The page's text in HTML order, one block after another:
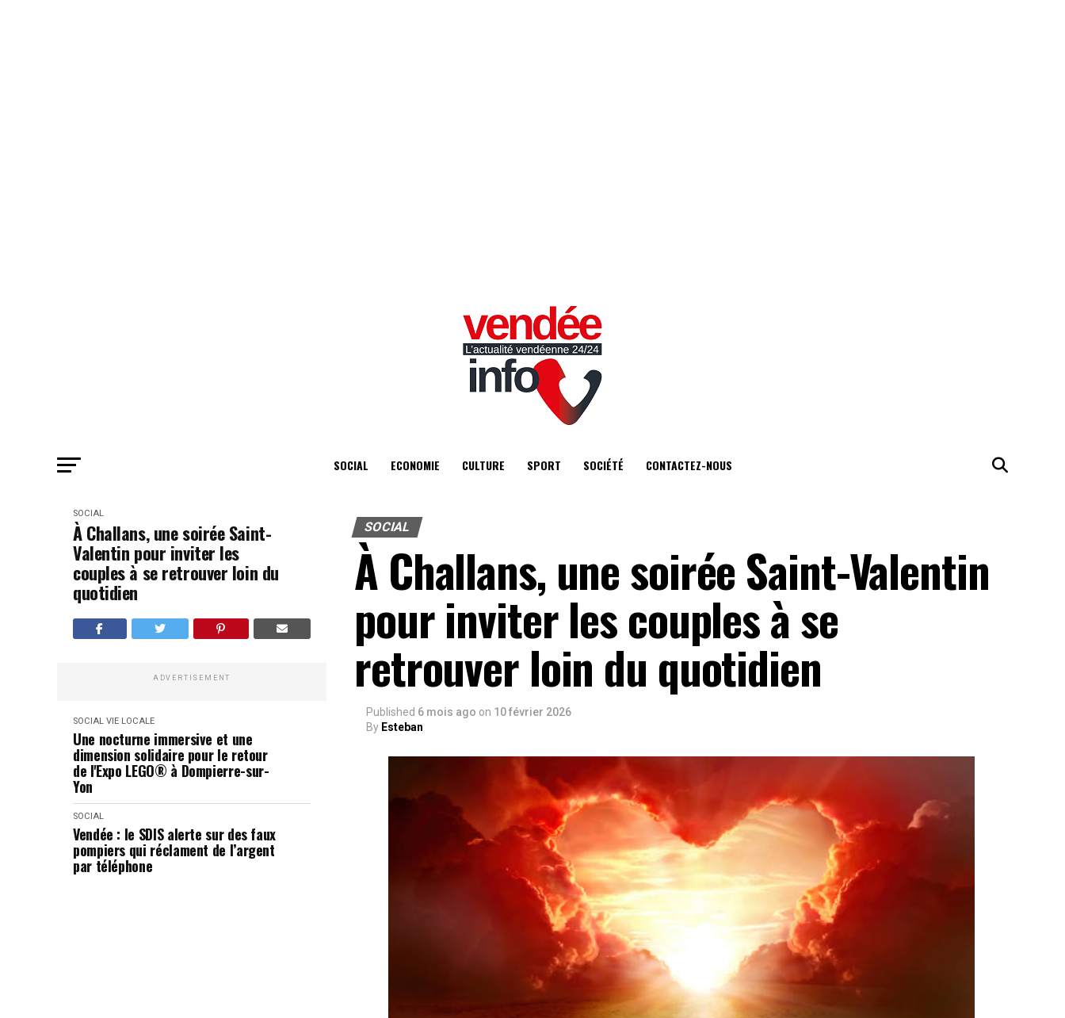
SOCIAL ECONOMIE CULTURE SPORT SOCIÉTÉ CONTACTEZ-NOUS
SOCIAL
À Challans, une soirée Saint-
Valentin pour inviter les
couples à se retrouver loin du
quotidien
ADVERTISEMENT
SOCIAL VIE LOCALE
Une nocturne immersive et une
dimension solidaire pour le retour
de l'Expo LEGO® à Dompierre-sur-
Yon
SOCIAL
Vendée : le SDIS alerte sur des faux
pompiers qui réclament de l’argent
par téléphone
SOCIAL
À Challans, une soirée Saint-Valentin
pour inviter les couples à se
retrouver loin du quotidien
Published 6 mois ago on 10 février 2026
By Esteban